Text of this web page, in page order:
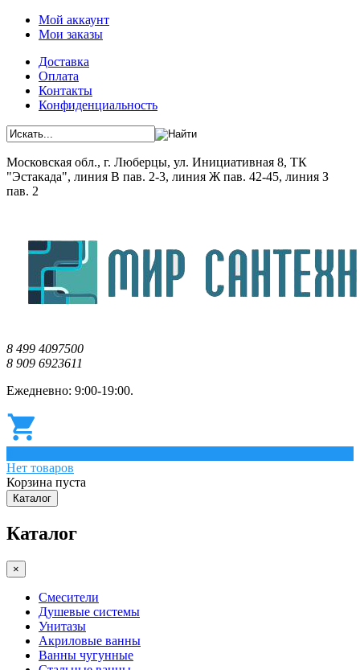
Мой аккаунт
Мои заказы
Доставка
Оплата
Контакты
Конфиденциальность
Московская обл., г. Люберцы, ул. Инициативная 8, ТК
"Эстакада", линия В пав. 2-3, линия Ж пав. 42-45, линия З
пав. 2
8 499 4097500
8 909 6923611
Ежедневно: 9:00-19:00.
Нет товаров
Корзина пуста
Каталог
Каталог
×
Смесители
Душевые системы
Унитазы
Акриловые ванны
Ванны чугунные